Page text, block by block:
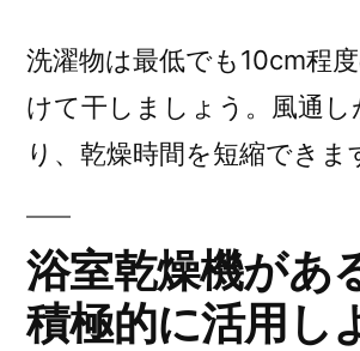
洗濯物は最低でも10cm程
けて干しましょう。風通し
り、乾燥時間を短縮できま
浴室乾燥機があ
積極的に活用し